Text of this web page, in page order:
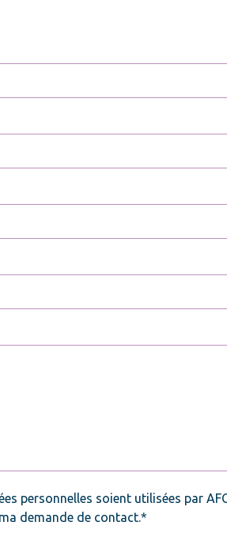
personnelles soient utilisées par
demande de contact.*